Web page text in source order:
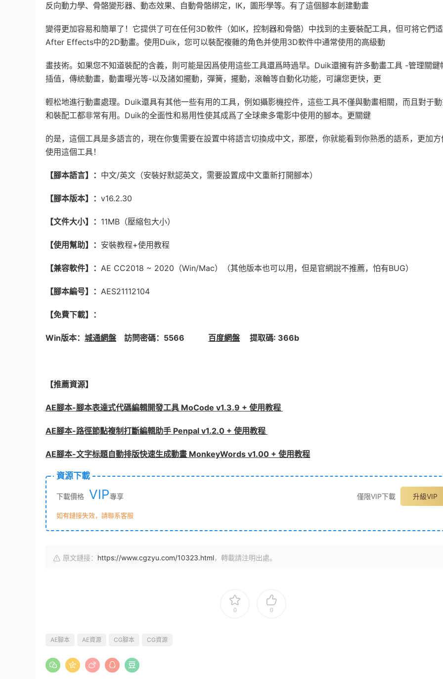
反向動力學、骨骼變形器、動态效果、自動骨骼綁定，IK，圖形學等。有了這個腳本創建動畫
變得更加容易和簡單了！它提供了可在任何3D軟件（如IK，控制器和骨骼）中找到的主要裝配工具，但可将它們
After Effects中的2D動畫。使用Duik，您可以裝配複雜的角色并使用3D軟件中通常使用的高級動
畫技術。如果您不知道裝配的含義，則可能是因爲使用這些工具還爲時過早。Duik還擁有許多動畫工具 -管理關鍵
插值，傳統動畫，動畫曝光等-以及諸如擺動，彈簧，擺動，滾輪等自動化功能，可讓您更快，更
輕松地進行動畫處理。Duik還具有其他一些有用的工具，例如攝影機控件，這些工具不僅與動畫相關，而且對于
和裝配工都非常有用。Duik的全面性和易用性使其成爲了全球衆多電影中使用的腳本。更關鍵
的是，這個工具是多語言的，現在你隻需要在設置中将語言切換成中文，那麽，你就能看到你熟悉的語系，更加方
使用這個工具！
【腳本語言】： 中文/英文（安裝好默認英文，需要設置成中文重新打開腳本）
【腳本版本】： v16.2.30
【文件大小】： 11MB（壓縮包大小）
【使用幫助】： 安裝教程+使用教程
【兼容軟件】： AE CC2018 ~ 2020（Win/Mac）（其他版本也可以用，但是官網說不推薦，怕有BUG）
【腳本編号】： AES21112104
【免費下載】：
Win版本： 城通網盤 訪問密碼：5566 百度網盤 提取碼: 366b
【推薦資源】
AE腳本-腳本表達式代碼編輯開發工具 MoCode v1.3.9 + 使用教程
AE腳本-路徑節點複制打斷編輯助手 Penpal v1.2.0 + 使用教程
AE腳本-文字标題自動排版快速生成動畫 MonkeyWords v1.00 + 使用教程
資源下載
下載價格 VIP專享 僅限VIP下載 升級VIP
如有鏈接失效，請聯系客服
原文鏈接： https://www.cgzyu.com/10323.html，轉載請注明出處。
0 0
AE腳本 AE資源 CG腳本 CG資源